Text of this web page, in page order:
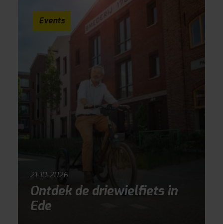
Events
21-10-2026
Ontdek de driewielfiets in
Ede